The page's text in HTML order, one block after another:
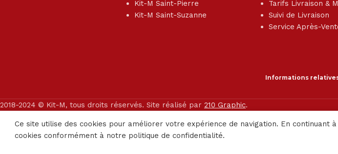
Kit-M Saint-Pierre
Kit-M Saint-Suzanne
Tarifs Livraison &
Suivi de Livraison
Service Après-
Informations
2018-2024 © Kit-M, tous droits réservés. Site réalisé par 210 Graphic.
Ce site utilise des cookies pour améliorer votre expérience de navigation. En continuant
cookies conformément à notre politique de confidentialité.